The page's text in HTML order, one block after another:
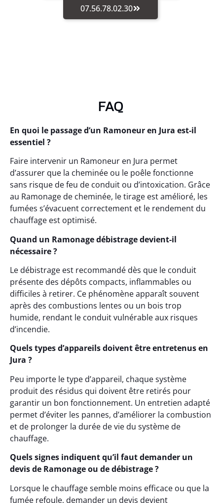
07.56.78.02.30
FAQ
En quoi le passage d’un Ramoneur en Jura est-il
essentiel ?
Faire intervenir un Ramoneur en Jura permet
d’assurer que la cheminée ou le poêle fonctionne
sans risque de feu de conduit ou d’intoxication. Grâce
au Ramonage de cheminée, le tirage est amélioré, les
fumées s’évacuent correctement et le rendement du
chauffage est optimisé.
Quand un Ramonage débistrage devient-il
nécessaire ?
Le débistrage est recommandé dès que le conduit
présente des dépôts compacts, inflammables ou
difficiles à retirer. Ce phénomène apparaît souvent
après des combustions lentes ou un bois trop
humide, rendant le conduit vulnérable aux risques
d’incendie.
Quels types d’appareils doivent être entretenus en
Jura ?
Peu importe le type d’appareil, chaque système
produit des résidus qui doivent être retirés pour
garantir un bon fonctionnement. Un entretien adapté
permet d’éviter les pannes, d’améliorer la combustion
et de prolonger la durée de vie du système de
chauffage.
Quels signes indiquent qu’il faut demander un
devis de Ramonage ou de débistrage ?
Lorsque le chauffage semble moins efficace ou que la
fumée refoule, demander un devis devient